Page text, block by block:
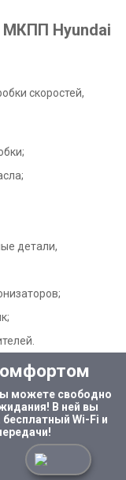
МКПП Hyundai
скоростей,
детали,
можете свободно
В ней вы
Wi-Fi и